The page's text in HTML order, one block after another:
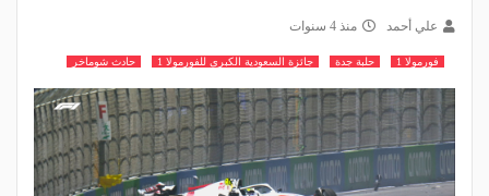
علي أحمد منذ 4 سنوات
فورمولا 1 حلبة جدة جائزة السعودية الكبرى للفورمولا 1 حادث شوماخر